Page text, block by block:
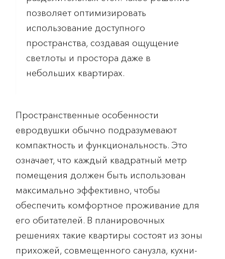
позволяет оптимизировать
использование доступного
пространства, создавая ощущение
светлоты и простора даже в
небольших квартирах.
Пространственные особенности
евродвушки обычно подразумевают
компактность и функциональность. Это
означает, что каждый квадратный метр
помещения должен быть использован
максимально эффективно, чтобы
обеспечить комфортное проживание для
его обитателей. В планировочных
решениях такие квартиры состоят из зоны
прихожей, совмещенного санузла, кухни-